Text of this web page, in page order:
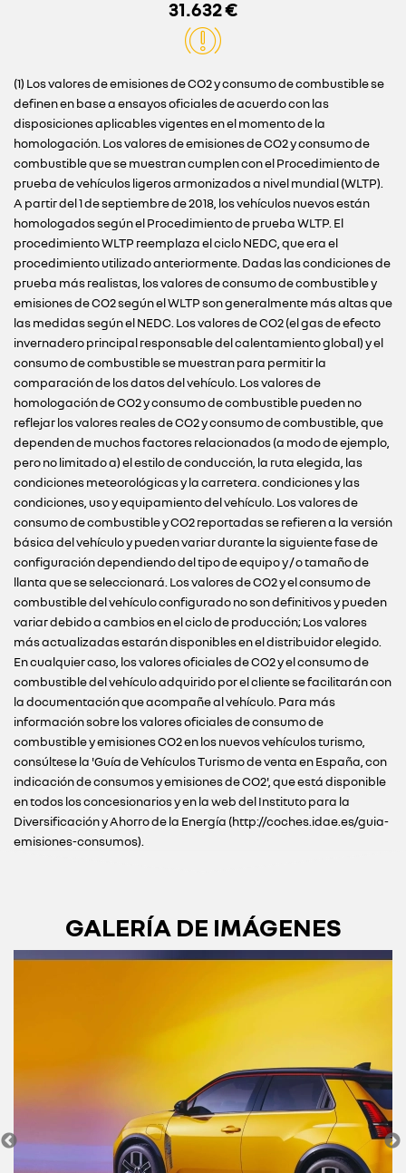
31.632 €
(1) Los valores de emisiones de CO2 y consumo de combustible se
definen en base a ensayos oficiales de acuerdo con las
disposiciones aplicables vigentes en el momento de la
homologación. Los valores de emisiones de CO2 y consumo de
combustible que se muestran cumplen con el Procedimiento de
prueba de vehículos ligeros armonizados a nivel mundial (WLTP).
A partir del 1 de septiembre de 2018, los vehículos nuevos están
homologados según el Procedimiento de prueba WLTP. El
procedimiento WLTP reemplaza el ciclo NEDC, que era el
procedimiento utilizado anteriormente. Dadas las condiciones de
prueba más realistas, los valores de consumo de combustible y
emisiones de CO2 según el WLTP son generalmente más altas que
las medidas según el NEDC. Los valores de CO2 (el gas de efecto
invernadero principal responsable del calentamiento global) y el
consumo de combustible se muestran para permitir la
comparación de los datos del vehículo. Los valores de
homologación de CO2 y consumo de combustible pueden no
reflejar los valores reales de CO2 y consumo de combustible, que
dependen de muchos factores relacionados (a modo de ejemplo,
pero no limitado a) el estilo de conducción, la ruta elegida, las
condiciones meteorológicas y la carretera. condiciones y las
condiciones, uso y equipamiento del vehículo. Los valores de
consumo de combustible y CO2 reportadas se refieren a la versión
básica del vehículo y pueden variar durante la siguiente fase de
configuración dependiendo del tipo de equipo y / o tamaño de
llanta que se seleccionará. Los valores de CO2 y el consumo de
combustible del vehículo configurado no son definitivos y pueden
variar debido a cambios en el ciclo de producción; Los valores
más actualizadas estarán disponibles en el distribuidor elegido.
En cualquier caso, los valores oficiales de CO2 y el consumo de
combustible del vehículo adquirido por el cliente se facilitarán con
la documentación que acompañe al vehículo. Para más
información sobre los valores oficiales de consumo de
combustible y emisiones CO2 en los nuevos vehículos turismo,
consúltese la 'Guía de Vehículos Turismo de venta en España, con
indicación de consumos y emisiones de CO2', que está disponible
en todos los concesionarios y en la web del Instituto para la
Diversificación y Ahorro de la Energía (http://coches.idae.es/guia-
emisiones-consumos).
GALERÍA DE IMÁGENES